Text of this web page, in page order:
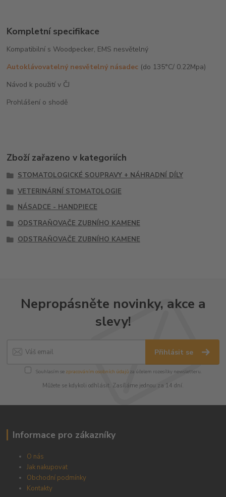
Kompletní specifikace
Kompatibilní s Woodpecker, EMS nesvětelný
Autoklávovatelný nesvětelný násadec (do 135°C/ 0.22Mpa)
Návod k použití v ČJ
Prohlášení o shodě
Zboží zařazeno v kategoriích
STOMATOLOGICKÉ SOUPRAVY + NÁHRADNÍ DÍLY
VETERINÁRNÍ STOMATOLOGIE
NÁSADCE - HANDPIECE
ODSTRAŇOVAČE ZUBNÍHO KAMENE
ODSTRAŇOVAČE ZUBNÍHO KAMENE
Nepropásněte novinky, akce a
slevy!
Přihlásit se
Souhlasím se zpracováním osobních údajůza účelem rozesílky newsletteru.
Můžete se kdykoli odhlásit. Zasíláme jednou za 14 dní.
Informace pro zákazníky
O nás
Jak nakupovat
Obchodní podmínky
Kontakty